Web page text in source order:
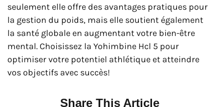
seulement elle offre des avantages pratiques pour
la gestion du poids, mais elle soutient également
la santé globale en augmentant votre bien-être
mental. Choisissez la Yohimbine Hcl 5 pour
optimiser votre potentiel athlétique et atteindre
vos objectifs avec succès!
Share This Article